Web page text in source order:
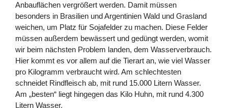
Anbauflächen vergrößert werden. Damit müssen
besonders in Brasilien und Argentinien Wald und Grasland
weichen, um Platz für Sojafelder zu machen. Diese Felder
müssen außerdem bewässert und gedüngt werden, womit
wir beim nächsten Problem landen, dem Wasserverbrauch.
Hier kommt es vor allem auf die Tierart an, wie viel Wasser
pro Kilogramm verbraucht wird. Am schlechtesten
schneidet Rindfleisch ab, mit rund 15.000 Litern Wasser.
Am „besten“ liegt hingegen das Kilo Huhn, mit rund 4.300
Litern Wasser.